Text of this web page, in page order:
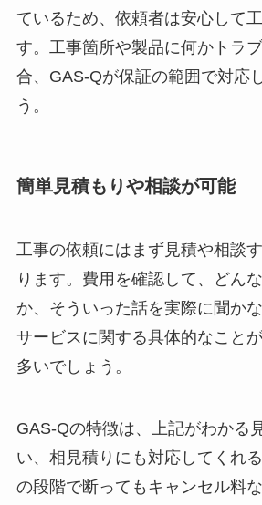
ているため、依頼者は安心して
す。工事箇所や製品に何かトラ
合、GAS-Qが保証の範囲で対応
う。
簡単見積もりや相談が可能
工事の依頼にはまず見積や相談
ります。費用を確認して、どん
か、そういった話を実際に聞か
サービスに関する具体的なこと
多いでしょう。
GAS-Qの特徴は、上記がわかる
い、相見積りにも対応してくれ
の段階で断ってもキャンセル料